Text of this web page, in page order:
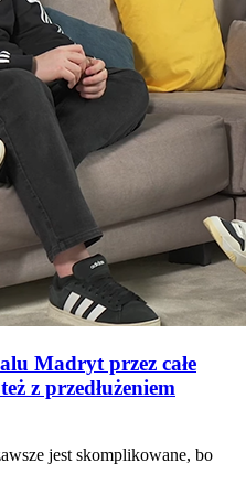
Madryt przez całe
z przedłużeniem
jest skomplikowane, bo